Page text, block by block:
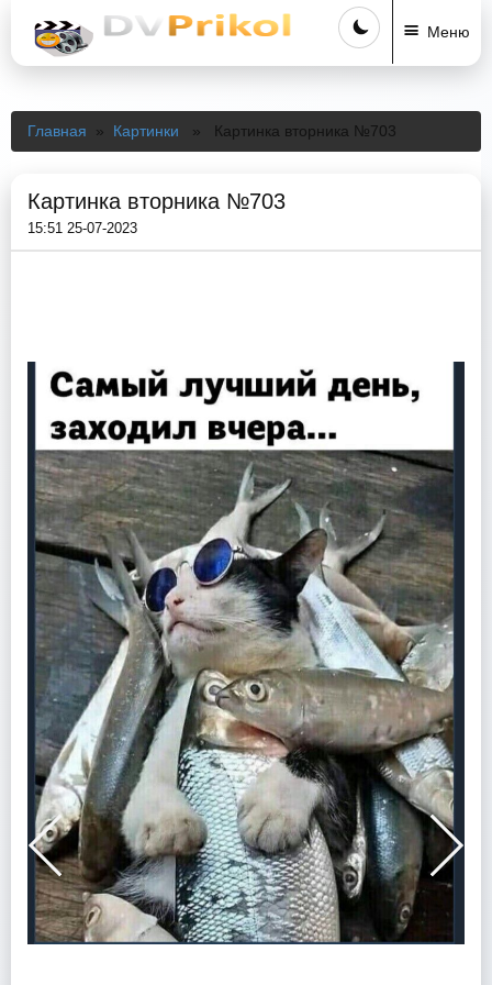
Меню
Главная » Картинки » Картинка вторника №703
Картинка вторника №703
15:51 25-07-2023